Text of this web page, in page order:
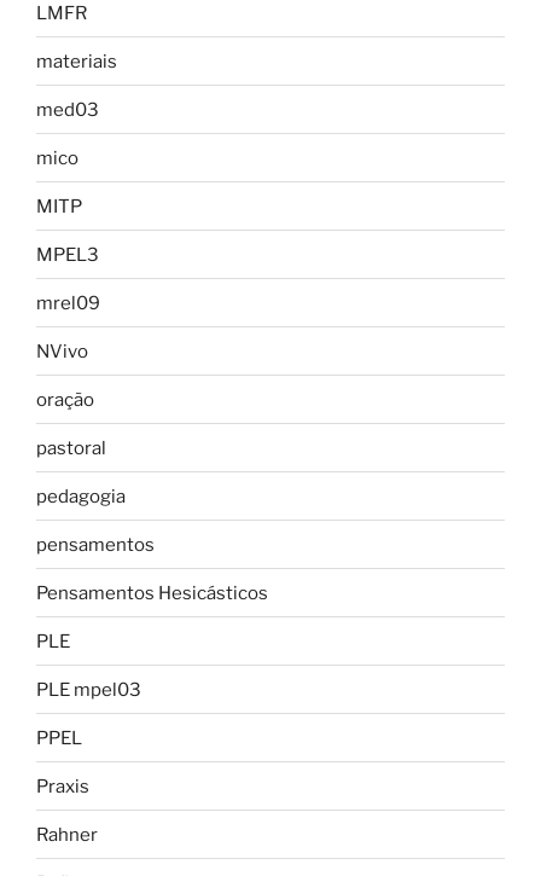
LMFR
materiais
med03
mico
MITP
MPEL3
mrel09
NVivo
oração
pastoral
pedagogia
pensamentos
Pensamentos Hesicásticos
PLE
PLE mpel03
PPEL
Praxis
Rahner